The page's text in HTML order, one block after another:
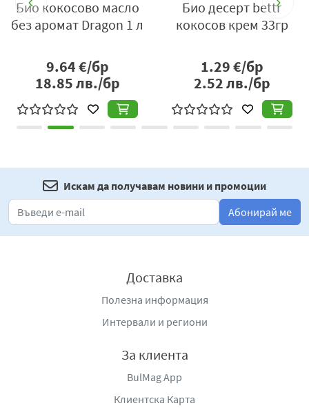
Био кокосово масло
без аромат Dragon 1 л
9.64€/бр
18.85лв./бр
Био десерт bettr
кокосов крем 33гр
1.29€/бр
2.52лв./бр
Искам да получавам новини и промоции
Абонирай ме
Доставка
Полезна информация
Интервали и региони
За клиента
BulMag App
Клиентска Карта